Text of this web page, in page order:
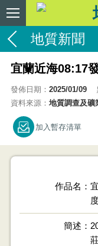
地質新聞
宜蘭近海08:17
發佈日期： 2025/01/09
資料來源： 地質調查及礦
加入暫存清單
作品名
簡述